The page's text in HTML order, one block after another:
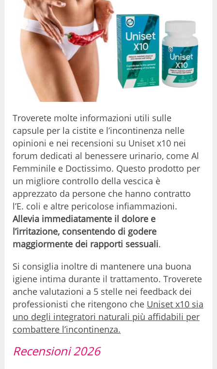
Troverete molte informazioni utili sulle
capsule per la cistite e l’incontinenza nelle
opinioni e nei recensioni su Uniset x10 nei
forum dedicati al benessere urinario, come Al
Femminile e Doctissimo. Questo prodotto per
un migliore controllo della vescica è
apprezzato da persone che hanno contratto
l’E. coli e altre pericolose infiammazioni.
Allevia immediatamente il dolore e
l’irritazione, consentendo di godere
maggiormente dei rapporti sessuali.
Si consiglia inoltre di mantenere una buona
igiene intima durante il trattamento. Troverete
anche valutazioni a 5 stelle nei feedback dei
professionisti che ritengono che Uniset x10 sia
uno degli integratori naturali più affidabili per
combattere l’incontinenza.
Recensioni 2026